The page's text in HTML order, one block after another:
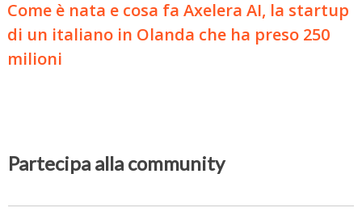
Come è nata e cosa fa Axelera AI, la startup
di un italiano in Olanda che ha preso 250
milioni
Partecipa alla community